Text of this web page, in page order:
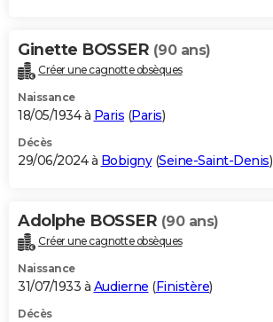
Ginette BOSSER (90 ans)
Créer une cagnotte obsèques
Naissance
18/05/1934 à Paris (Paris)
Décès
29/06/2024 à Bobigny(Seine-Saint-Denis)
Adolphe BOSSER (90 ans)
Créer une cagnotte obsèques
Naissance
31/07/1933 à Audierne (Finistère)
Décès